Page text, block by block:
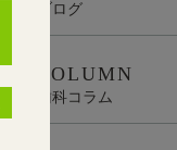
ブログ
COLUMN
歯科コラム